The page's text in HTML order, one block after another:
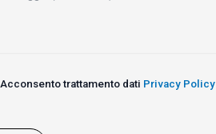
Acconsento trattamento dati Privacy Policy